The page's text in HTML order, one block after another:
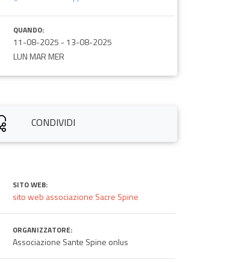
QUANDO:
11-08-2025 -13-08-2025
LUN MAR MER
CONDIVIDI
SITO WEB:
sito web associazione Sacre Spine
ORGANIZZATORE:
Associazione Sante Spine onlus